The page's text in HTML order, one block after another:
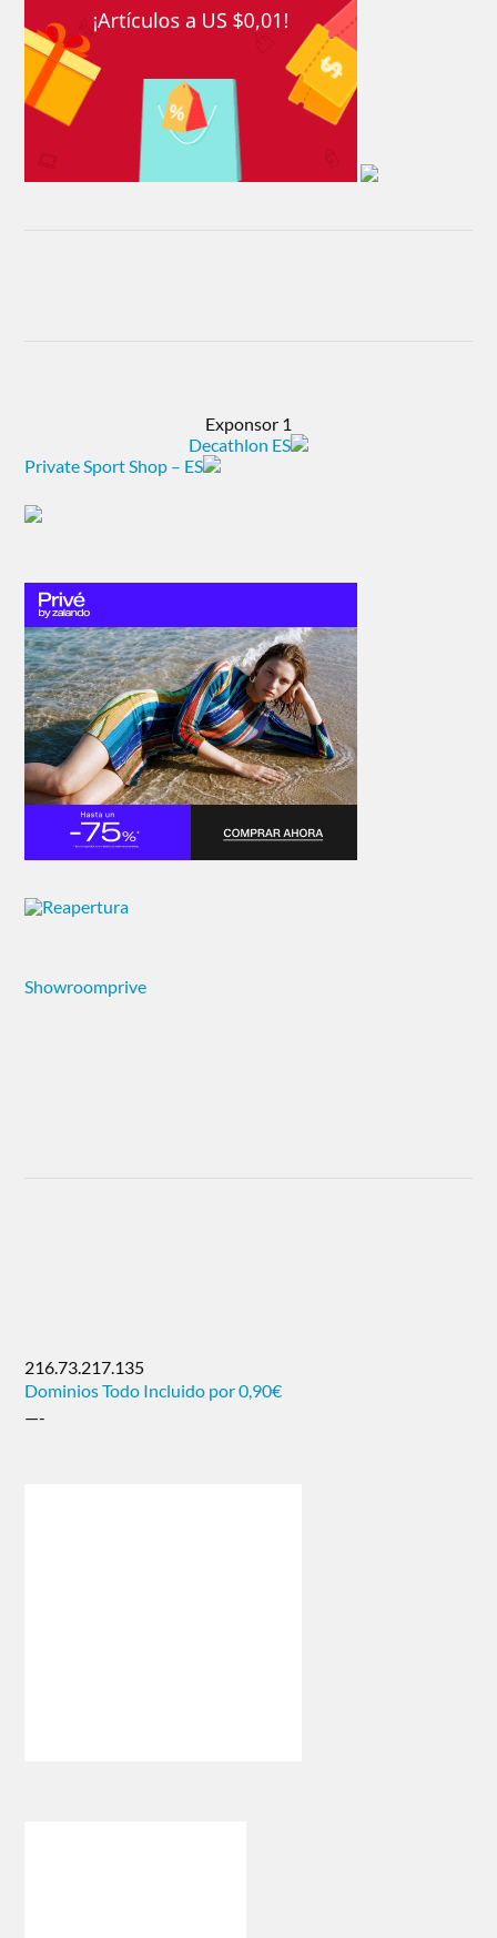
Exponsor 1
Decathlon ES
Private Sport Shop – ES
Showroomprive
216.73.217.135
Dominios Todo Incluido por 0,90€
—-